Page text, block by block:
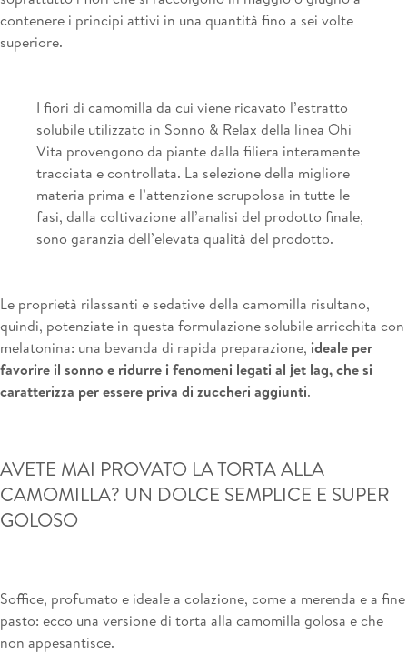
contenere i principi attivi in una quantità fino a sei volte
superiore.
I fiori di camomilla da cui viene ricavato l’estratto
solubile utilizzato in Sonno & Relax della linea Ohi
Vita provengono da piante dalla filiera interamente
tracciata e controllata. La selezione della migliore
materia prima e l’attenzione scrupolosa in tutte le
fasi, dalla coltivazione all’analisi del prodotto finale,
sono garanzia dell’elevata qualità del prodotto.
Le proprietà rilassanti e sedative della camomilla risultano,
quindi, potenziate in questa formulazione solubile arricchita con
melatonina: una bevanda di rapida preparazione, ideale per
favorire il sonno e ridurre i fenomeni legati al jet lag, che si
caratterizza per essere priva di zuccheri aggiunti.
AVETE MAI PROVATO LA TORTA ALLA
CAMOMILLA? UN DOLCE SEMPLICE E SUPER
GOLOSO
Soffice, profumato e ideale a colazione, come a merenda e a fine
pasto: ecco una versione di torta alla camomilla golosa e che
non appesantisce.